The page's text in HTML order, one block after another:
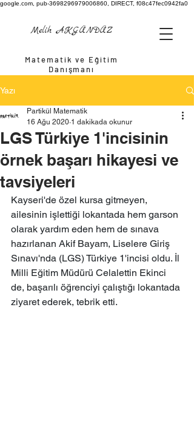
google.com, pub-3698296979006860, DIRECT, f08c47fec0942fa0
Melih AKGÜNDÜZ
Matematik ve Eğitim
Danışmanı
Yazı
LGS Türkiye 1'incisinin
örnek başarı hikayesi ve
tavsiyeleri
Partikül Matematik
16 Ağu 2020 1 dakikada okunur
Kayseri'de özel kursa gitmeyen,
ailesinin işlettiği lokantada hem garson
olarak yardım eden hem de sınava
hazırlanan Akif Bayam, Liselere Giriş
Sınavı'nda (LGS) Türkiye 1'incisi oldu. İl
Milli Eğitim Müdürü Celalettin Ekinci
de, başarılı öğrenciyi çalıştığı lokantada
ziyaret ederek, tebrik etti.